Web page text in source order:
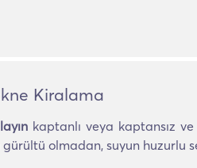
Kiralama
kaptanlı veya kaptansız
olmadan, suyun huzurlu